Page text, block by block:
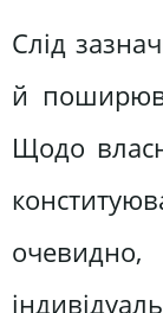
Слід
й
Щодо